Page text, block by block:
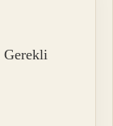
Gerekli